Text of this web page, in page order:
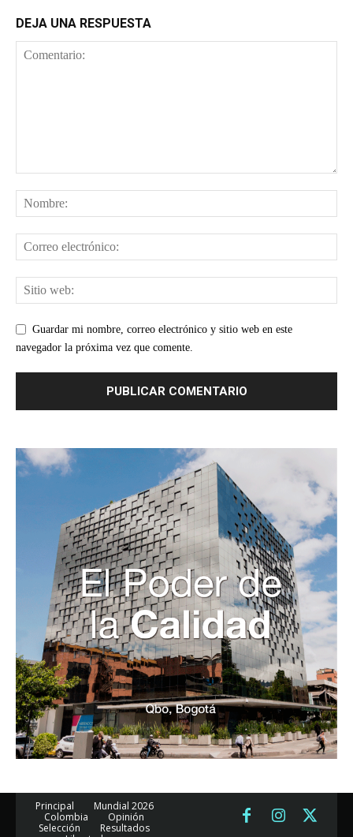
DEJA UNA RESPUESTA
Guardar mi nombre, correo electrónico y sitio web en este
navegador la próxima vez que comente.
Principal
Mundial 2026
Colombia
Opinión
Selección
Resultados